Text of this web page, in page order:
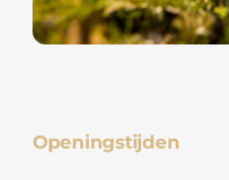
Openingstijden